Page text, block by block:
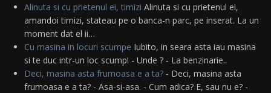
Alinuta si cu prietenul ei, timizi Alinuta si cu prietenul ei,
amandoi timizi, stateau pe o banca-n parc, pe inserat. La un
moment dat el ii…
Cu masina in locuri scumpe Iubito, in seara asta iau masina
si te duc intr-un loc scump! - Unde ? - La benzinarie..
Deci, masina asta frumoasa e a ta? - Deci, masina asta
frumoasa e a ta? - Asa-si-asa. - Cum adica? E, sau nu e? -